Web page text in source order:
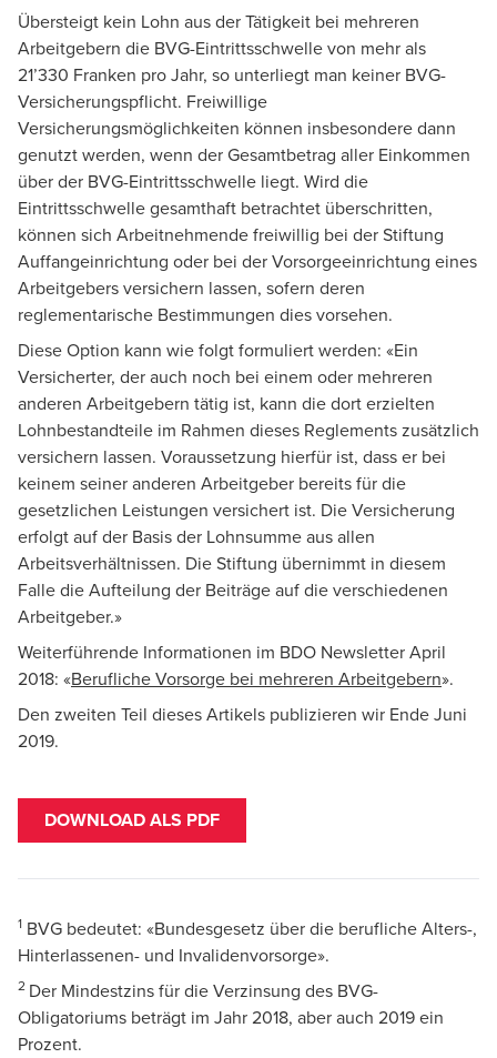
Übersteigt kein Lohn aus der Tätigkeit bei mehreren
Arbeitgebern die BVG-Eintrittsschwelle von mehr als
21’330 Franken pro Jahr, so unterliegt man keiner BVG-
Versicherungspflicht. Freiwillige
Versicherungsmöglichkeiten können insbesondere dann
genutzt werden, wenn der Gesamtbetrag aller Einkommen
über der BVG-Eintrittsschwelle liegt. Wird die
Eintrittsschwelle gesamthaft betrachtet überschritten,
können sich Arbeitnehmende freiwillig bei der Stiftung
Auffangeinrichtung oder bei der Vorsorgeeinrichtung eines
Arbeitgebers versichern lassen, sofern deren
reglementarische Bestimmungen dies vorsehen.
Diese Option kann wie folgt formuliert werden: «Ein
Versicherter, der auch noch bei einem oder mehreren
anderen Arbeitgebern tätig ist, kann die dort erzielten
Lohnbestandteile im Rahmen dieses Reglements zusätzlich
versichern lassen. Voraussetzung hierfür ist, dass er bei
keinem seiner anderen Arbeitgeber bereits für die
gesetzlichen Leistungen versichert ist. Die Versicherung
erfolgt auf der Basis der Lohnsumme aus allen
Arbeitsverhältnissen. Die Stiftung übernimmt in diesem
Falle die Aufteilung der Beiträge auf die verschiedenen
Arbeitgeber.»
Weiterführende Informationen im BDO Newsletter April
2018: «Berufliche Vorsorge bei mehreren Arbeitgebern».
Den zweiten Teil dieses Artikels publizieren wir Ende Juni
2019.
DOWNLOAD ALS PDF
1 BVG bedeutet: «Bundesgesetz über die berufliche Alters-,
Hinterlassenen- und Invalidenvorsorge».
2 Der Mindestzins für die Verzinsung des BVG-
Obligatoriums beträgt im Jahr 2018, aber auch 2019 ein
Prozent.